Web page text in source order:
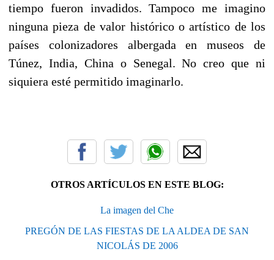
tiempo fueron invadidos. Tampoco me imagino
ninguna pieza de valor histórico o artístico de los
países colonizadores albergada en museos de
Túnez, India, China o Senegal. No creo que ni
siquiera esté permitido imaginarlo.
OTROS ARTÍCULOS EN ESTE BLOG:
La imagen del Che
PREGÓN DE LAS FIESTAS DE LA ALDEA DE SAN
NICOLÁS DE 2006